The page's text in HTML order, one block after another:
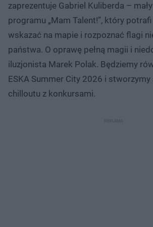
zaprezentuje Gabriel Kuliberda –
programu „Mam Talent!”, który potrafi
wskazać na mapie i rozpoznać flagi
państwa. O oprawę pełną magii i
iluzjonista Marek Polak. Będziemy
ESKA Summer City 2026 i
chilloutu z konkursami.